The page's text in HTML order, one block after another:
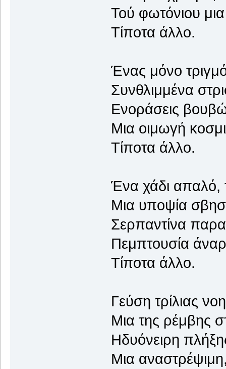
Τού φωτόνιου
Τίποτα άλλο.
Ένας μόνο
Συνθλιμμένα
Ενοράσεις
Μια οιμωγή
Τίποτα άλλο.
Ένα χάδι απαλό,
Μια υποψία
Σερπαντίνα
Πεμπτουσία
Τίποτα άλλο.
Γεύση τρίλιας
Μια της ρέμβης
Ηδυόνειρη
Μια